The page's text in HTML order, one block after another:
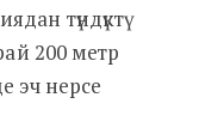
түндүктү
200 метр
эч нерсе